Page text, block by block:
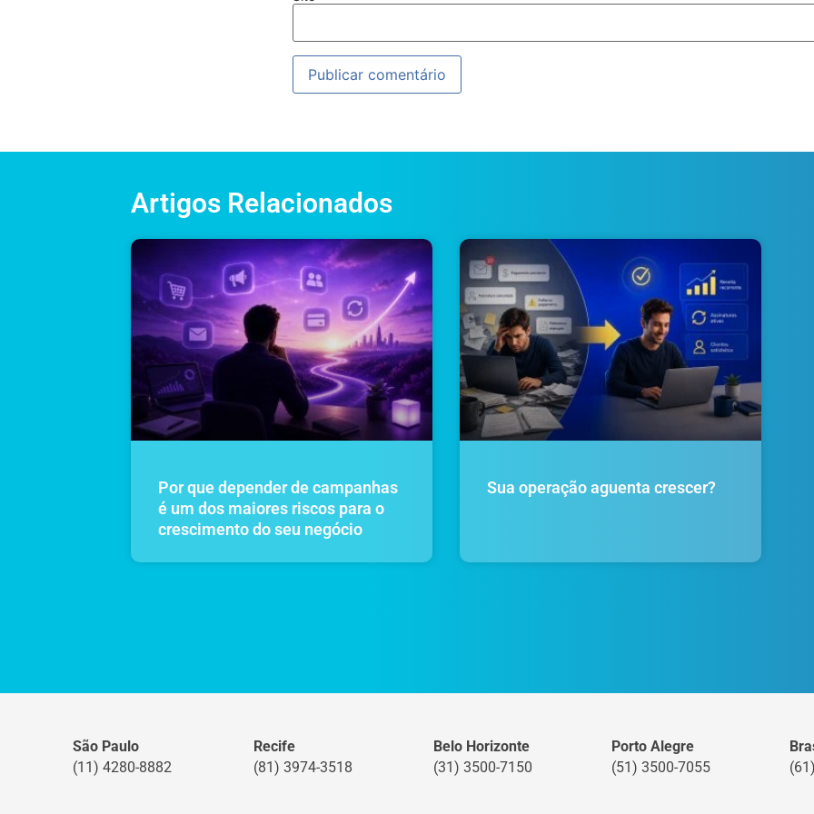
Artigos Relacionados
Por que depender de campanhas
é um dos maiores riscos para o
crescimento do seu negócio
Sua operação aguenta crescer?
São Paulo
(11) 4280-8882
Recife
(81) 3974-3518
Belo Horizonte
(31) 3500-7150
Porto Alegre
(51) 3500-7055